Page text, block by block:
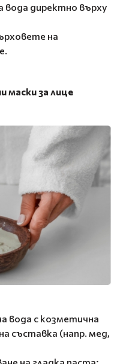
вода директно върху
на
маски за лице
вода с козметична
съставка (напр. мед,